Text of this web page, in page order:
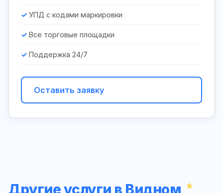
УПД с кодами маркировки
Все торговые площадки
Поддержка 24/7
Оставить заявку
Другие услуги в Видном